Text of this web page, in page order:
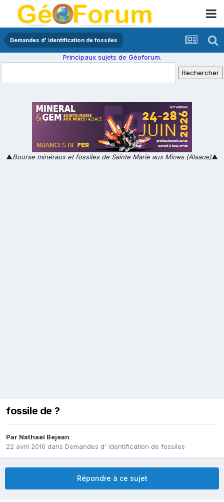
Demandes d' identification de fossiles
Principaux sujets de Géoforum.
▲Bourse minéraux et fossiles de Sainte Marie aux Mines (Alsace)▲
fossile de ?
Par Nathael Bejean
22 avril 2016 dans Demandes d' identification de fossiles
Répondre à ce sujet